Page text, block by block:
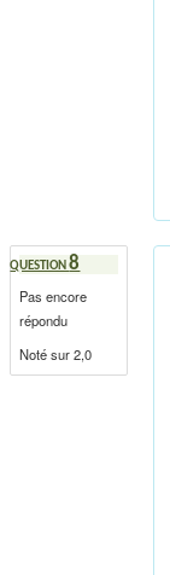
QUESTION8
Pas encore
répondu
Noté sur 2,0